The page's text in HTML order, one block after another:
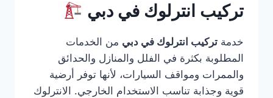
تركيب انترلوك في دبي
خدمة تركيب انترلوك في دبي من الخدمات
المطلوبة بكثرة في الفلل والمنازل والحدائق
والممرات ومواقف السيارات، لأنها توفر أرضية
قوية وجذابة تناسب الاستخدام الخارجي. الانترلوك